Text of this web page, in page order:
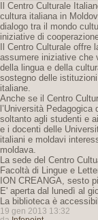
Il Centro Culturale
cultura italiana in
dialogo tra il mondo
iniziative di
Il Centro Culturale
assumere iniziative che
della lingua e della
sostegno delle
italiane.
Anche se il Centro
l’Università
soltanto agli studenti e
e i docenti delle
italiani e moldavi
moldava.
La sede del Centro
Facoltà di Lingue e
ION CREANGA, sesto
E' aperta dal lunedì al
La biblioteca è
19 gen 2013 13:32